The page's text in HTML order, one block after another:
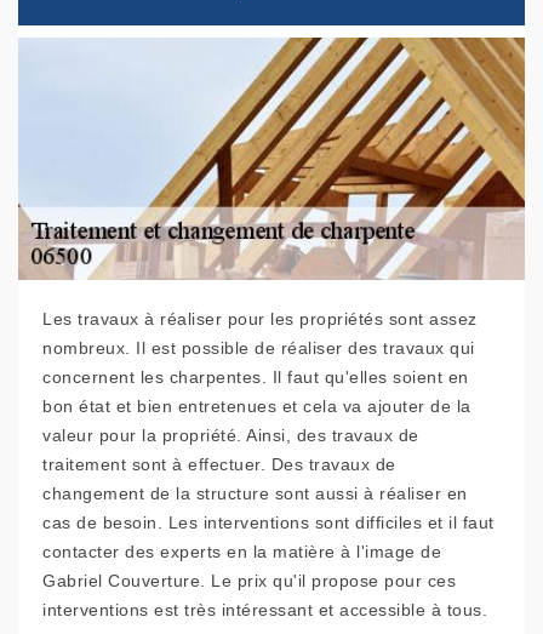
Les travaux à réaliser pour les propriétés sont assez
nombreux. Il est possible de réaliser des travaux qui
concernent les charpentes. Il faut qu'elles soient en
bon état et bien entretenues et cela va ajouter de la
valeur pour la propriété. Ainsi, des travaux de
traitement sont à effectuer. Des travaux de
changement de la structure sont aussi à réaliser en
cas de besoin. Les interventions sont difficiles et il faut
contacter des experts en la matière à l'image de
Gabriel Couverture. Le prix qu'il propose pour ces
interventions est très intéressant et accessible à tous.